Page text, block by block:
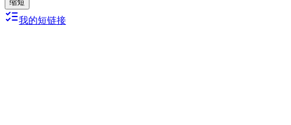
缩短
我的短链接